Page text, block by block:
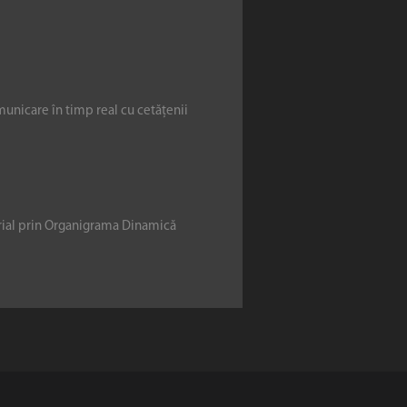
în timp real cu cetățenii
prin Organigrama Dinamică